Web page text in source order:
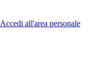
Accedi all'area personale